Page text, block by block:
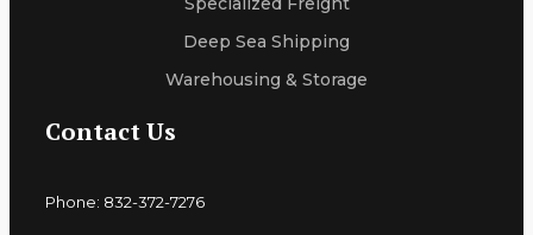
Deep Sea Shipping
Warehousing & Storage
Contact Us
Phone: 832-372-7276